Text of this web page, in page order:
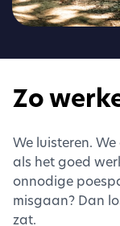
Zo
We luisteren.
als het goed
onnodige
misgaan? Dan
zat.